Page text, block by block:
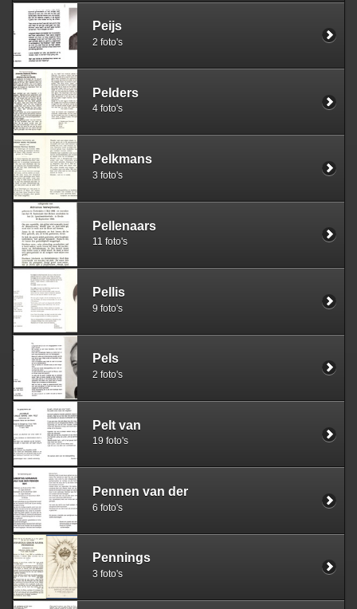
Peijs
2 foto's
Pelders
4 foto's
Pelkmans
3 foto's
Pellenaars
11 foto's
Pellis
9 foto's
Pels
2 foto's
Pelt van
19 foto's
Pennen van der
6 foto's
Pennings
3 foto's